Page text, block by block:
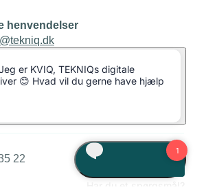
henvendelser
43436000
til torsdag fra kl. 8:00 til 16:00
fra kl. 8:00 til 15:00
22